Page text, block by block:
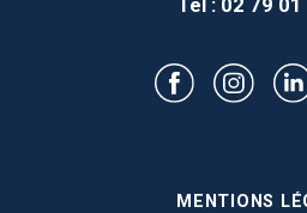
MENTIONS